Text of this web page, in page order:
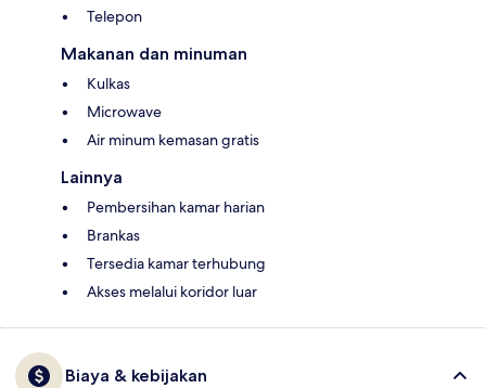
Telepon
Makanan dan minuman
Kulkas
Microwave
Air minum kemasan gratis
Lainnya
Pembersihan kamar harian
Brankas
Tersedia kamar terhubung
Akses melalui koridor luar
Biaya & kebijakan